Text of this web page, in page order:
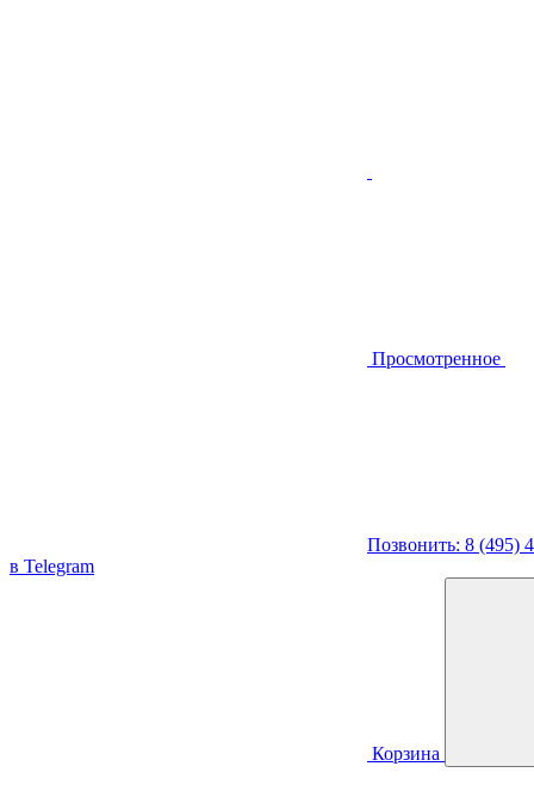
Просмотренное
Позвонить: 8 (495)
в Telegram
Корзина